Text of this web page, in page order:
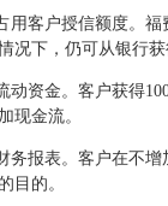
用客户授信额度。
况下，仍可从银行获
动资金。客户获得
现金流。
务报表。客户在不
目的。